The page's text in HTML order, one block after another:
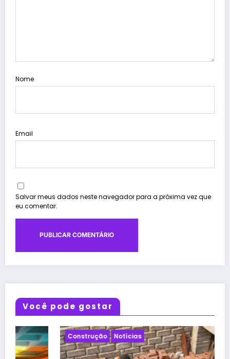
Nome
Email
Salvar meus dados neste navegador para a próxima vez que
eu comentar.
Você pode gostar
Construção Notícias